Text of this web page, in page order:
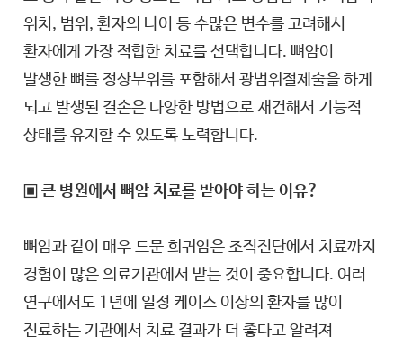
위치, 범위, 환자의 나이 등 수많은 변수를 고려해서
환자에게 가장 적합한 치료를 선택합니다. 뼈암이
발생한 뼈를 정상부위를 포함해서 광범위절제술을 하게
되고 발생된 결손은 다양한 방법으로 재건해서 기능적
상태를 유지할 수 있도록 노력합니다.
▣ 큰 병원에서 뼈암 치료를 받아야 하는 이유?
뼈암과 같이 매우 드문 희귀암은 조직진단에서 치료까지
경험이 많은 의료기관에서 받는 것이 중요합니다. 여러
연구에서도 1년에 일정 케이스 이상의 환자를 많이
진료하는 기관에서 치료 결과가 더 좋다고 알려져